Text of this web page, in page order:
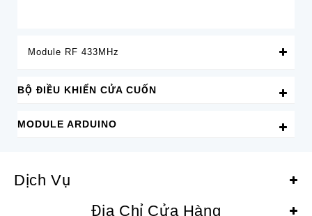
Module RF 433MHz
BỘ ĐIỀU KHIỂN CỬA CUỐN
MODULE ARDUINO
Dịch Vụ
Địa Chỉ Cửa Hàng